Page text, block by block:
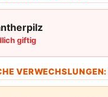
giftig
VERWECHSLUNGEN: